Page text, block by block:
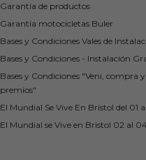
Garantía de productos
Garantía motocicletas Buler
Bases y Condiciones Vales de
Bases y Condiciones - Instalación
Bases y Condiciones "Veni, compra
premios"
El Mundial Se Vive En Bristol del 01
El Mundial se Vive en Bristol 02 al